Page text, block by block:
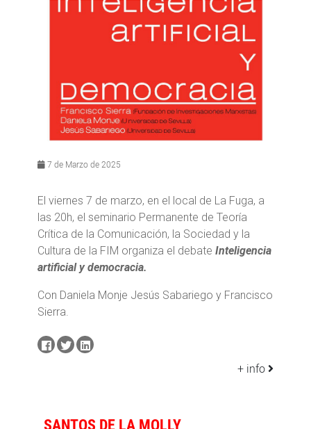
7 de Marzo de 2025
El viernes 7 de marzo, en el local de La Fuga, a
las 20h, el seminario Permanente de Teoría
Crítica de la Comunicación, la Sociedad y la
Cultura de la FIM organiza el debate Inteligencia
artificial y democracia.
Con Daniela Monje Jesús Sabariego y Francisco
Sierra.
+ info
SANTOS DE LA MOLLY